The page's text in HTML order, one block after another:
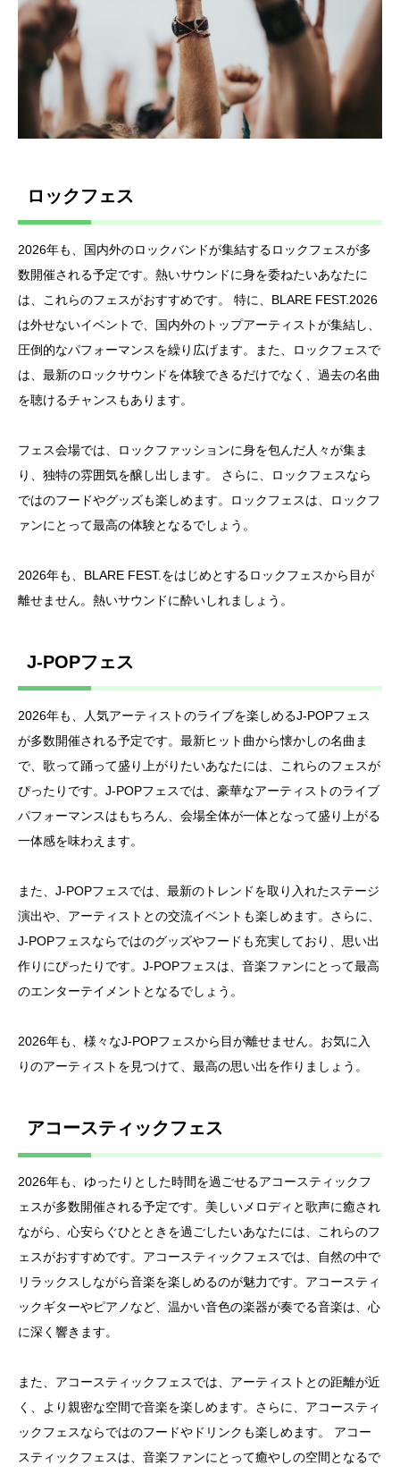
ロックフェス
2026年も、国内外のロックバンドが集結するロックフェスが多
数開催される予定です。熱いサウンドに身を委ねたいあなたに
は、これらのフェスがおすすめです。 特に、BLARE FEST.2026
は外せないイベントで、国内外のトップアーティストが集結し、
圧倒的なパフォーマンスを繰り広げます。また、ロックフェスで
は、最新のロックサウンドを体験できるだけでなく、過去の名曲
を聴けるチャンスもあります。
フェス会場では、ロックファッションに身を包んだ人々が集ま
り、独特の雰囲気を醸し出します。 さらに、ロックフェスなら
ではのフードやグッズも楽しめます。ロックフェスは、ロックフ
ァンにとって最高の体験となるでしょう。
2026年も、BLARE FEST.をはじめとするロックフェスから目が
離せません。熱いサウンドに酔いしれましょう。
J-POPフェス
2026年も、人気アーティストのライブを楽しめるJ-POPフェス
が多数開催される予定です。最新ヒット曲から懐かしの名曲ま
で、歌って踊って盛り上がりたいあなたには、これらのフェスが
ぴったりです。J-POPフェスでは、豪華なアーティストのライブ
パフォーマンスはもちろん、会場全体が一体となって盛り上がる
一体感を味わえます。
また、J-POPフェスでは、最新のトレンドを取り入れたステージ
演出や、アーティストとの交流イベントも楽しめます。さらに、
J-POPフェスならではのグッズやフードも充実しており、思い出
作りにぴったりです。J-POPフェスは、音楽ファンにとって最高
のエンターテイメントとなるでしょう。
2026年も、様々なJ-POPフェスから目が離せません。お気に入
りのアーティストを見つけて、最高の思い出を作りましょう。
アコースティックフェス
2026年も、ゆったりとした時間を過ごせるアコースティックフ
ェスが多数開催される予定です。美しいメロディと歌声に癒され
ながら、心安らぐひとときを過ごしたいあなたには、これらのフ
ェスがおすすめです。アコースティックフェスでは、自然の中で
リラックスしながら音楽を楽しめるのが魅力です。アコースティ
ックギターやピアノなど、温かい音色の楽器が奏でる音楽は、心
に深く響きます。
また、アコースティックフェスでは、アーティストとの距離が近
く、より親密な空間で音楽を楽しめます。さらに、アコースティ
ックフェスならではのフードやドリンクも楽しめます。 アコー
スティックフェスは、音楽ファンにとって癒やしの空間となるで